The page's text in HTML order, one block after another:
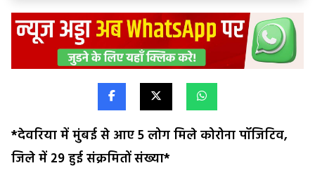
*देवरिया में मुंबई से आए 5 लोग मिले कोरोना पॉजिटिव,
जिले में 29 हुई संक्रमितों संख्या*